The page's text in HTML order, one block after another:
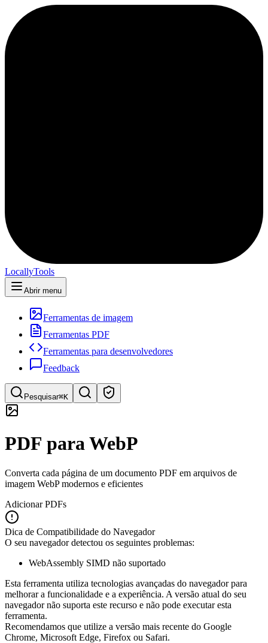
LocallyTools
Abrir menu
Ferramentas de imagem
Ferramentas PDF
Ferramentas para desenvolvedores
Feedback
Pesquisar⌘K
Pesquisa rápida de ferramentas
PDF para WebP
Converta cada página de um documento PDF em arquivos de
imagem WebP modernos e eficientes
Adicionar PDFs
Dica de Compatibilidade do Navegador
O seu navegador detectou os seguintes problemas:
WebAssembly SIMD não suportado
Esta ferramenta utiliza tecnologias avançadas do navegador para
melhorar a funcionalidade e a experiência. A versão atual do seu
navegador não suporta este recurso e não pode executar esta
ferramenta.
Recomendamos que utilize a versão mais recente do Google
Chrome, Microsoft Edge, Firefox ou Safari.